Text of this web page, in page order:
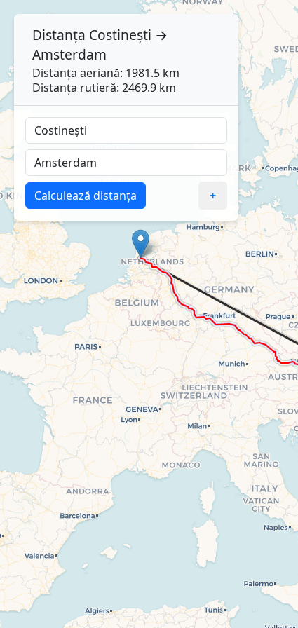
Distanța Costinești →
Amsterdam
Distanța aeriană: 1981.5 km
Distanța rutieră: 2469.9 km
Calculează distanța +